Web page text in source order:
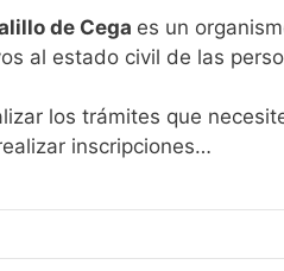
de Cega es un
al estado civil de las
los trámites que
inscripciones…